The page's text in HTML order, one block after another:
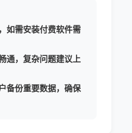
如需安装付费软件需
通，复杂问题建议上
备份重要数据，确保